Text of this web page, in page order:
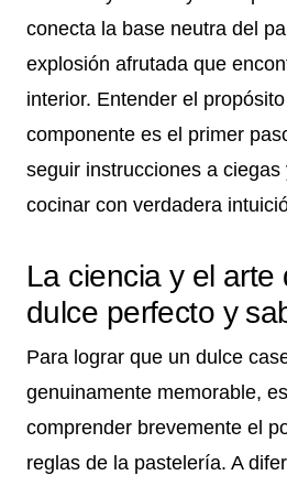
conecta la base neutra del
explosión afrutada que
interior. Entender el
componente es el primer
seguir instrucciones a ciegas
cocinar con verdadera
La ciencia y el arte
dulce perfecto y
Para lograr que un dulce
genuinamente memorable,
comprender brevemente el
reglas de la pastelería. A